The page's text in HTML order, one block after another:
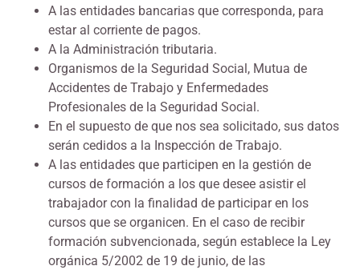
A las entidades bancarias que corresponda, para
estar al corriente de pagos.
A la Administración tributaria.
Organismos de la Seguridad Social, Mutua de
Accidentes de Trabajo y Enfermedades
Profesionales de la Seguridad Social.
En el supuesto de que nos sea solicitado, sus datos
serán cedidos a la Inspección de Trabajo.
A las entidades que participen en la gestión de
cursos de formación a los que desee asistir el
trabajador con la finalidad de participar en los
cursos que se organicen. En el caso de recibir
formación subvencionada, según establece la Ley
orgánica 5/2002 de 19 de junio, de las